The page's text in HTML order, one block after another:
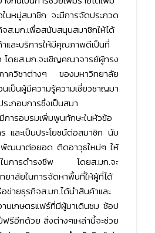
ในหมู่สมาชิก จะมีการจัดประกวด
ส.มก.เพื่อสนับสนุนสมาชิกให้ได้
และบริการให้มีคุณภาพดีเป็นที่
โดยส.มก.จะเชิญคณาจารย์ผู้ทรง
วิชาต่างๆ ของมหาวิทยาลัย
เป็นผู้มีความรู้ความเชี่ยวชาญมา
ะกอบการซึ่งเป็นสมา
การอบรมเพิ่มพูนทักษะในหัวข้อ
และเป็นประโยชน์ต่อสมาชิก นับ
พัฒนาต่อยอด ติดอาวุธใหม่ๆ ให้
น์ในการดำรงชีพ โดยส.มก.จะ
ยาลัยในการจัดหาพื้นที่ให้ผู้ที่ได้
ข่ายธุรกิจส.มก.ได้นำสินค้าและ
านเกษตรแฟร์ที่มีผู้มาเดินชม ช้อป
รีอีกด้วย สิ่งต่างๆเหล่านี้จะช่วย